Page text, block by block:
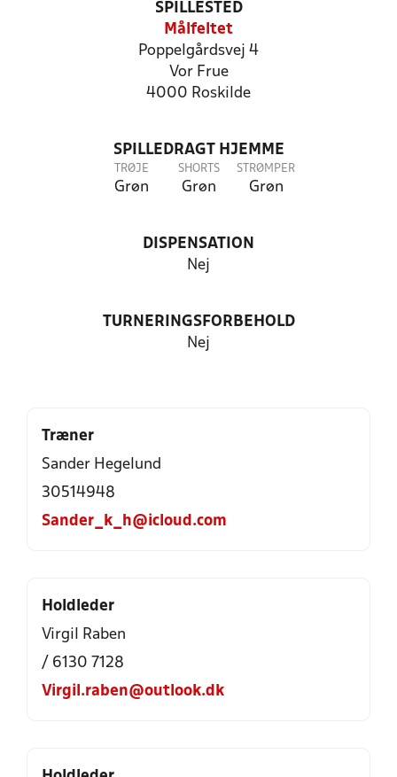
SPILLESTED
Målfeltet
Poppelgårdsvej 4
Vor Frue
4000 Roskilde
SPILLEDRAGT HJEMME
TRØJE
Grøn
SHORTS
Grøn
STRØMPER
Grøn
DISPENSATION
Nej
TURNERINGSFORBEHOLD
Nej
Træner
Sander Hegelund
30514948
Sander_k_h@icloud.com
Holdleder
Virgil Raben
/ 6130 7128
Virgil.raben@outlook.dk